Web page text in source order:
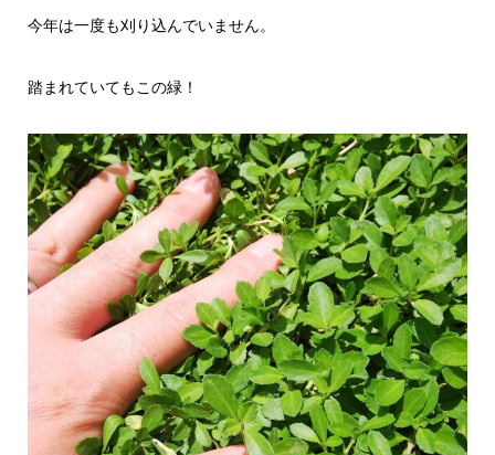
今年は一度も刈り込んでいません。
踏まれていてもこの緑！